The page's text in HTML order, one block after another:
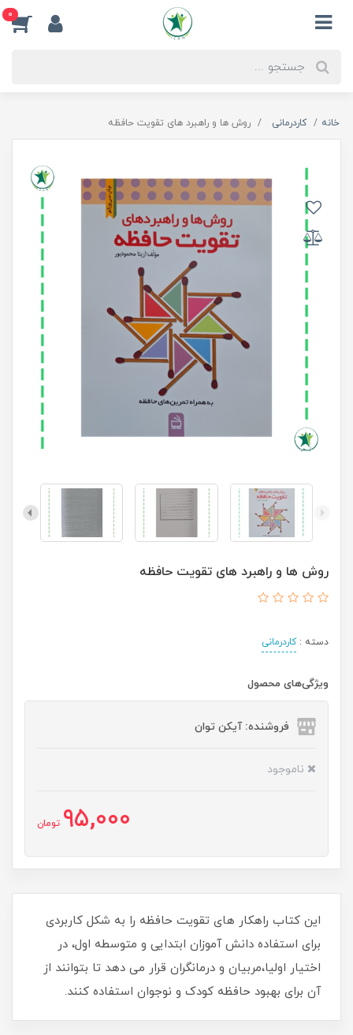
0
خانه کاردرمانی روش ها و راهبرد های تقویت حافظه
روش ها و راهبرد های تقویت حافظه
دسته :کاردرمانی
ویژگی‌های محصول
فروشنده: آیکن توان
ناموجود
95,000 تومان
این کتاب راهکار های تقویت حافظه را به شکل کاربردی
برای استفاده دانش آموزان ابتدایی و متوسطه اول، در
اختیار اولیا،مربیان و درمانگران قرار می دهد تا بتوانند از
آن برای بهبود حافظه کودک و نوجوان استفاده کنند.